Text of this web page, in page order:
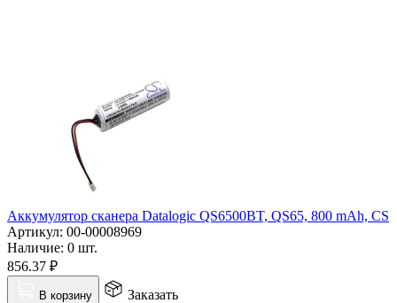
Аккумулятор сканера Datalogic QS6500BT, QS65, 800 mAh, CS
Артикул: 00-00008969
Наличие: 0 шт.
856.37 ₽
В корзину
Заказать